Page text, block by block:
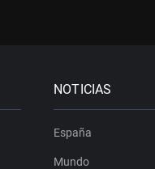
NOTICIAS
España
Mundo